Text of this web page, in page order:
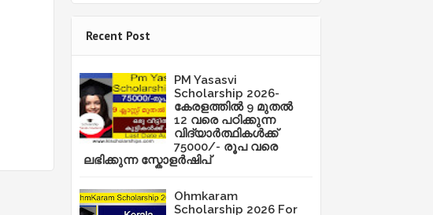
Recent Post
PM Yasasvi
Scholarship 2026-
കേരളത്തിൽ 9 മുതൽ
12 വരെ പഠിക്കുന്ന
വിദ്യാർത്ഥികൾക്ക്
75000/- രൂപ വരെ
ലഭിക്കുന്ന സ്കോളർഷിപ്
Ohmkaram
Scholarship 2026 For